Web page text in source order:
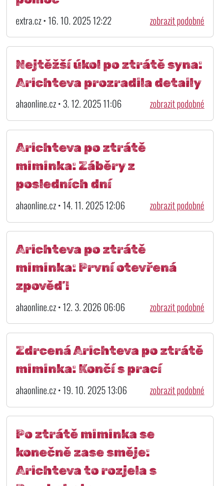
extra.cz • 16. 10. 2025 12:22 zobrazit podobné
Nejtěžší úkol po ztrátě syna:
Arichteva prozradila detaily
ahaonline.cz • 3. 12. 2025 11:06 zobrazit podobné
Arichteva po ztrátě
miminka: Záběry z
posledních dní
ahaonline.cz • 14. 11. 2025 12:06 zobrazit podobné
Arichteva po ztrátě
miminka: První otevřená
zpověď!
ahaonline.cz • 12. 3. 2026 06:06 zobrazit podobné
Zdrcená Arichteva po ztrátě
miminka: Končí s prací
ahaonline.cz • 19. 10. 2025 13:06 zobrazit podobné
Po ztrátě miminka se
konečně zase směje:
Arichteva to rozjela s